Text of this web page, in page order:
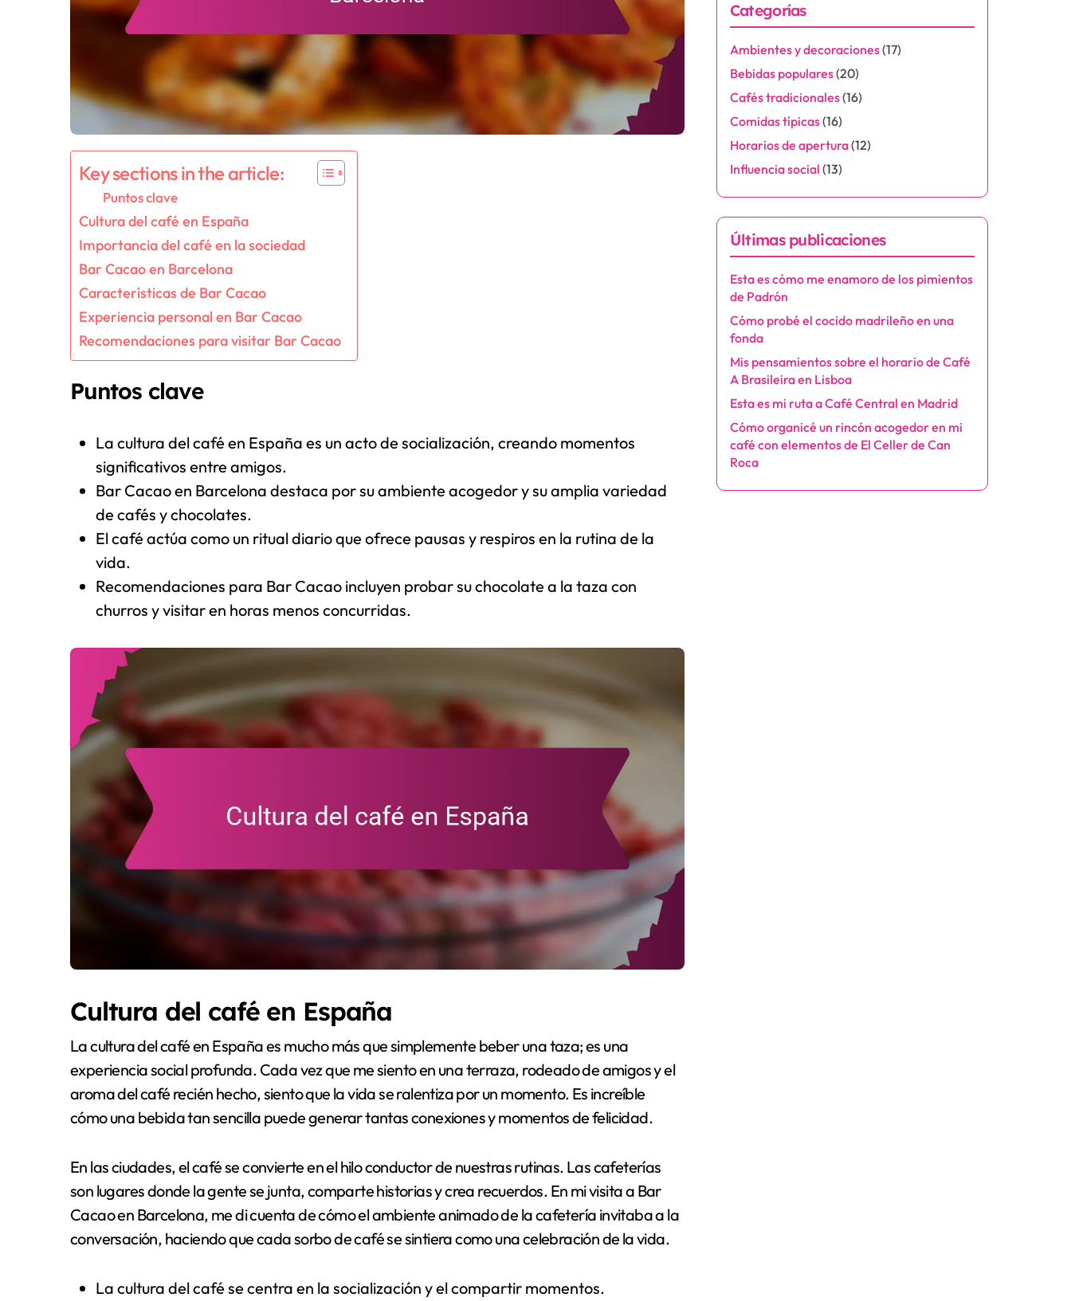
Key sections in the article:
Puntos clave
Cultura del café en España
Importancia del café en la sociedad
Bar Cacao en Barcelona
Características de Bar Cacao
Experiencia personal en Bar Cacao
Recomendaciones para visitar Bar Cacao
Puntos clave
La cultura del café en España es un acto de socialización, creando momentos
significativos entre amigos.
Bar Cacao en Barcelona destaca por su ambiente acogedor y su amplia variedad
de cafés y chocolates.
El café actúa como un ritual diario que ofrece pausas y respiros en la rutina de la
vida.
Recomendaciones para Bar Cacao incluyen probar su chocolate a la taza con
churros y visitar en horas menos concurridas.
Cultura del café en España
La cultura del café en España es mucho más que simplemente beber una taza; es una
experiencia social profunda. Cada vez que me siento en una terraza, rodeado de amigos y el
aroma del café recién hecho, siento que la vida se ralentiza por un momento. Es increíble
cómo una bebida tan sencilla puede generar tantas conexiones y momentos de felicidad.
En las ciudades, el café se convierte en el hilo conductor de nuestras rutinas. Las cafeterías
son lugares donde la gente se junta, comparte historias y crea recuerdos. En mi visita a Bar
Cacao en Barcelona, me di cuenta de cómo el ambiente animado de la cafetería invitaba a la
conversación, haciendo que cada sorbo de café se sintiera como una celebración de la vida.
La cultura del café se centra en la socialización y el compartir momentos.
Categorías
Ambientes y decoraciones(17)
Bebidas populares(20)
Cafés tradicionales(16)
Comidas típicas(16)
Horarios de apertura(12)
Influencia social (13)
Últimas publicaciones
Esta es cómo me enamoro de los pimientos
de Padrón
Cómo probé el cocido madrileño en una
fonda
Mis pensamientos sobre el horario de Café
A Brasileira en Lisboa
Esta es mi ruta a Café Central en Madrid
Cómo organicé un rincón acogedor en mi
café con elementos de El Celler de Can
Roca